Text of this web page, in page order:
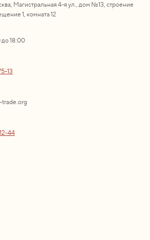
Магистральная 4-я ул., дом №13, строение
1, комната 12
18:00
13
trade.org
44